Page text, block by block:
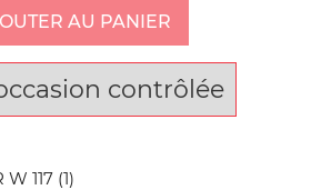
AU PANIER
contrôlée
117 (1)